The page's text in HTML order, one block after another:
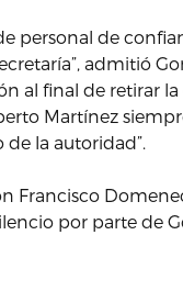
personal de
admitió
al final de retirar
Martínez
la autoridad”.
Francisco
por parte de